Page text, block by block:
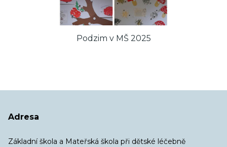
Podzim v MŠ 2025
Adresa
Základní škola a Mateřská škola při dětské léčebně